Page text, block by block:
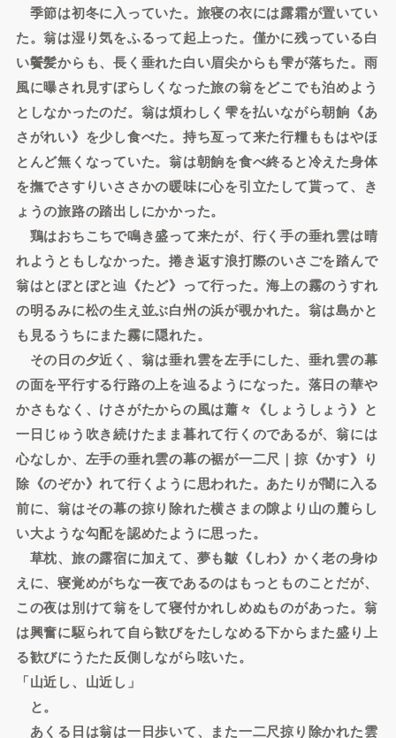
季節は初冬に入っていた。旅寝の衣には露霜が置いてい
た。翁は湿り気をふるって起上った。僅かに残っている白
い鬢髪からも、長く垂れた白い眉尖からも雫が落ちた。雨
風に曝され見すぼらしくなった旅の翁をどこでも泊めよう
としなかったのだ。翁は煩わしく雫を払いながら朝餉《あ
さがれい》を少し食べた。持ち亙って来た行糧ももはやほ
とんど無くなっていた。翁は朝餉を食べ終ると冷えた身体
を撫でさすりいささかの暖味に心を引立たして貰って、き
ょうの旅路の踏出しにかかった。
鶏はおちこちで鳴き盛って来たが、行く手の垂れ雲は晴
れようともしなかった。捲き返す浪打際のいさごを踏んで
翁はとぼとぼと辿《たど》って行った。海上の霧のうすれ
の明るみに松の生え並ぶ白州の浜が覗かれた。翁は島かと
も見るうちにまた霧に隠れた。
その日の夕近く、翁は垂れ雲を左手にした、垂れ雲の幕
の面を平行する行路の上を辿るようになった。落日の華や
かさもなく、けさがたからの風は蕭々《しょうしょう》と
一日じゅう吹き続けたまま暮れて行くのであるが、翁には
心なしか、左手の垂れ雲の幕の裾が一二尺｜掠《かす》り
除《のぞか》れて行くように思われた。あたりが闇に入る
前に、翁はその幕の掠り除れた横さまの隙より山の麓らし
い大ような勾配を認めたように思った。
草枕、旅の露宿に加えて、夢も皺《しわ》かく老の身ゆ
えに、寝覚めがちな一夜であるのはもっとものことだが、
この夜は別けて翁をして寝付かれしめぬものがあった。翁
は興奮に駆られて自ら歓びをたしなめる下からまた盛り上
る歓びにうたた反側しながら呟いた。
「山近し、山近し」
と。
あくる日は翁は一日歩いて、また一二尺掠り除かれた雲